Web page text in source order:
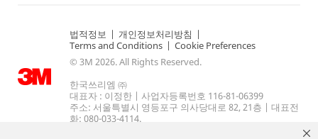
법적정보 | 개인정보처리방침 |
Terms and Conditions | Cookie Preferences
© 3M 2026. All Rights Reserved.
한국쓰리엠 ㈜
대표자 : 이정한 | 사업자등록번호 116-81-06399
주소: 서울특별시 영등포구 의사당대로 82, 21층 | 대표전
화: 080-033-4114.